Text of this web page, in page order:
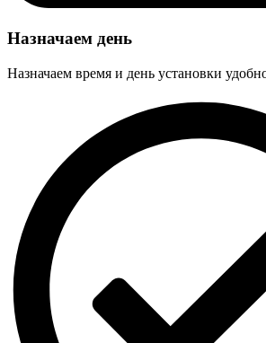
Назначаем день
Назначаем время и день установки